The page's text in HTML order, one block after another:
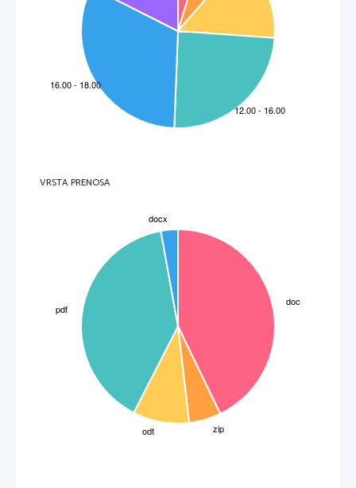
VRSTA PRENOSA